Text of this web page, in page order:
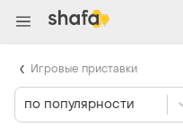
по популярности
Игровые приставки